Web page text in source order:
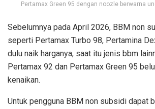
Pertamax Green 95 dengan noozle berwarna
Sebelumnya pada April 2026, BBM non
seperti Pertamax Turbo 98, Pertamina
dulu naik harganya, saat itu jenis bbm
Pertamax 92 dan Pertamax Green 95
kenaikan.
Untuk pengguna BBM non subsidi dapat